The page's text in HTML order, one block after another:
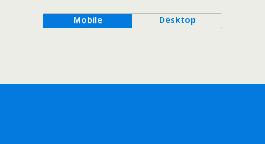
Mobile Desktop